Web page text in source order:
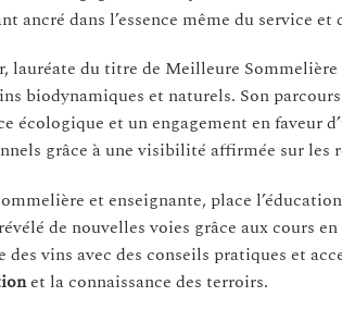
ancré dans l’essence même du service
lauréate du titre de Meilleure
biodynamiques et naturels. Son
écologique et un engagement en faveur
grâce à une visibilité affirmée sur les
et enseignante, place
de nouvelles voies grâce aux cours
des vins avec des conseils pratiques et
et la connaissance des terroirs.